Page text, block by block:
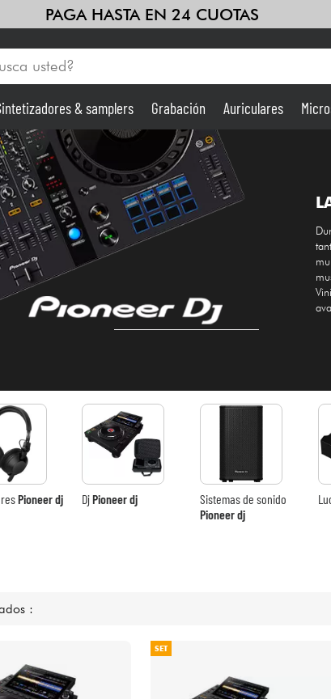
PAGA HASTA EN 24 CUOTAS
Ampli & Efectos
Grabación
DJ
Niños
Ver nuestras marcas
& samplers Grabación Auriculares
Pioneer dj DjPioneer dj
Sistemas de sonido
Pioneer dj
:
SET